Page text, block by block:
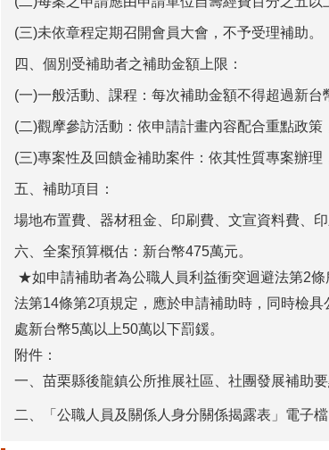
(三)未依章程定期召開會員大會，不予受理補助。
四、個別受補助者之補助金額上限：
(一)一般活動、課程：每次補助金額不得超過新台
(二)觀摩參訪活動：依申請計畫內容配合重點政
(三)專案性及回饋金補助案件：依其性質專案辦理
五、補助項目：
場地布置費、器材租金、印刷費、文宣資料費、
六、全案預算概估：新台幣475萬元。
★如申請補助者為公職人員利益衝突迴避法第2條
法第14條第2項規定，應於申請補助時，同時檢
處新台幣5萬以上50萬以下罰鍰。
附件：
一、苗栗縣後龍鎮公所推展社區、社團發展補助
二、「公職人員及關係人身分關係揭露表」電子檔